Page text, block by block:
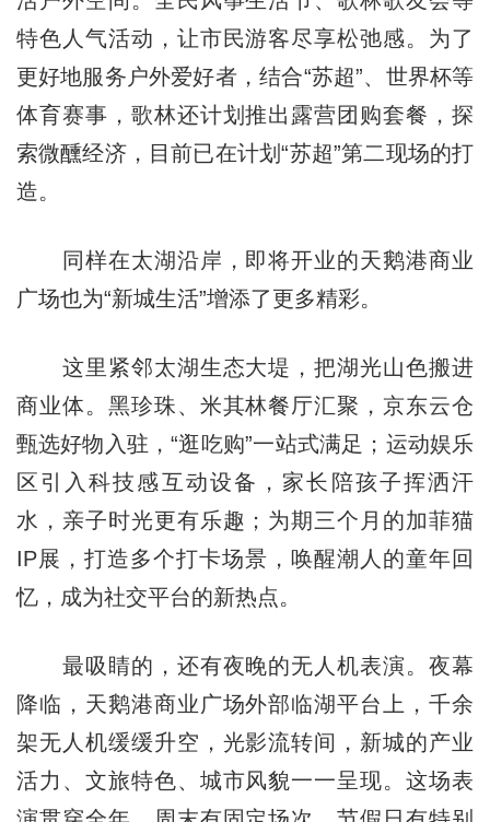
特色人气活动，让市民游客尽享松弛感。为了
更好地服务户外爱好者，结合“苏超”、世界杯等
体育赛事，歌林还计划推出露营团购套餐，探
索微醺经济，目前已在计划“苏超”第二现场的打
造。
同样在太湖沿岸，即将开业的天鹅港商业
广场也为“新城生活”增添了更多精彩。
这里紧邻太湖生态大堤，把湖光山色搬进
商业体。黑珍珠、米其林餐厅汇聚，京东云仓
甄选好物入驻，“逛吃购”一站式满足；运动娱乐
区引入科技感互动设备，家长陪孩子挥洒汗
水，亲子时光更有乐趣；为期三个月的加菲猫
IP展，打造多个打卡场景，唤醒潮人的童年回
忆，成为社交平台的新热点。
最吸睛的，还有夜晚的无人机表演。夜幕
降临，天鹅港商业广场外部临湖平台上，千余
架无人机缓缓升空，光影流转间，新城的产业
活力、文旅特色、城市风貌一一呈现。这场表